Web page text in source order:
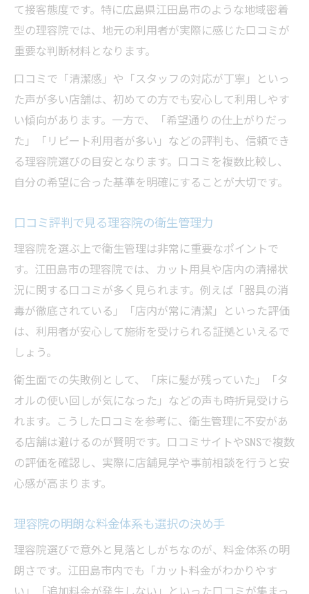
て接客態度です。特に広島県江田島市のような地域密着
型の理容院では、地元の利用者が実際に感じた口コミが
重要な判断材料となります。
口コミで「清潔感」や「スタッフの対応が丁寧」といっ
た声が多い店舗は、初めての方でも安心して利用しやす
い傾向があります。一方で、「希望通りの仕上がりだっ
た」「リピート利用者が多い」などの評判も、信頼でき
る理容院選びの目安となります。口コミを複数比較し、
自分の希望に合った基準を明確にすることが大切です。
口コミ評判で見る理容院の衛生管理力
理容院を選ぶ上で衛生管理は非常に重要なポイントで
す。江田島市の理容院では、カット用具や店内の清掃状
況に関する口コミが多く見られます。例えば「器具の消
毒が徹底されている」「店内が常に清潔」といった評価
は、利用者が安心して施術を受けられる証拠といえるで
しょう。
衛生面での失敗例として、「床に髪が残っていた」「タ
オルの使い回しが気になった」などの声も時折見受けら
れます。こうした口コミを参考に、衛生管理に不安があ
る店舗は避けるのが賢明です。口コミサイトやSNSで複数
の評価を確認し、実際に店舗見学や事前相談を行うと安
心感が高まります。
理容院の明朗な料金体系も選択の決め手
理容院選びで意外と見落としがちなのが、料金体系の明
朗さです。江田島市内でも「カット料金がわかりやす